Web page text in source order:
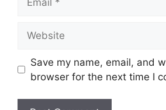
Save my name, email, and
browser for the next time I